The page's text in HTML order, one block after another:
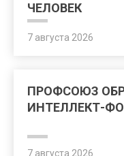
ЧЕЛОВЕК
7 августа 2026
ПРОФСОЮЗ
ИНТЕЛЛЕКТ-
7 августа 2026